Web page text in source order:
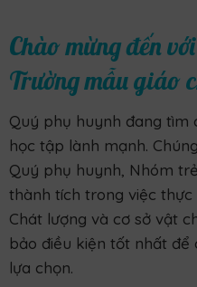
Chào mừng đến với
Trường mẫu giáo
Quý phụ huynh đang
học tập lành mạnh.
Quý phụ huynh, Nhóm
thành tích trong việc
Chát lượng và cơ sở vật
bảo điều kiện tốt nhất
lựa chọn.